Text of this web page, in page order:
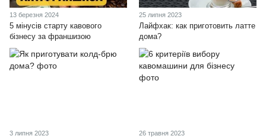
13 березня 2024
5 мінусів старту кавового
бізнесу за франшизою
25 липня 2023
Лайфхак: как приготовить латте
дома?
3 липня 2023 26 травня 2023